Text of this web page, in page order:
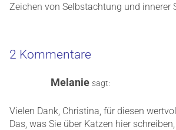
Zeichen von Selbstachtung und innerer
2 Kommentare
Melanie sagt:
Vielen Dank, Christina, für diesen
Das, was Sie über Katzen hier